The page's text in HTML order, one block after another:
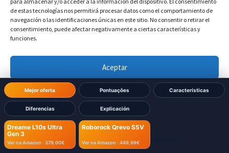
de estas tecnologías nos permitirá procesar datos como el comportamiento de
navegación o las identificaciones únicas en este sitio. No consentir o retirar el
consentimiento, puede afectar negativamente a ciertas características y
funciones.
Aceptar
Denegar
Ver preferencias
Política de cookies Política de Privacidad
Mejor oferta Pontuações Características
Diferencias Explicación
Dreame L10s Ultra
Gen 3
Ver na Amazon · 379,00€
Roborock Qrevo S5V
Ver na Amazon · 449,99€
Dreame L10s Ultra Gen 3: 97 mm
Roborock Qrevo S5V:
Dimensões Base
Largura da base